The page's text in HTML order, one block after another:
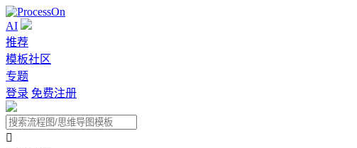
AI
推荐
模板社区
专题
登录 免费注册
